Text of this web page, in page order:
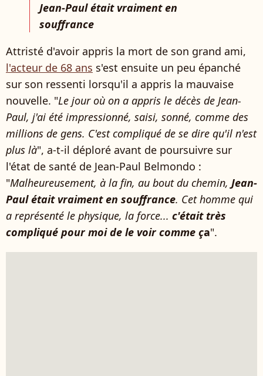
Jean-Paul était vraiment en
souffrance
Attristé d'avoir appris la mort de son grand ami,
l'acteur de 68 ans s'est ensuite un peu épanché
sur son ressenti lorsqu'il a appris la mauvaise
nouvelle. "Le jour où on a appris le décès de Jean-
Paul, j'ai été impressionné, saisi, sonné, comme des
millions de gens. C'est compliqué de se dire qu'il n'est
plus là", a-t-il déploré avant de poursuivre sur
l'état de santé de Jean-Paul Belmondo :
"Malheureusement, à la fin, au bout du chemin, Jean-
Paul était vraiment en souffrance. Cet homme qui
a représenté le physique, la force... c'était très
compliqué pour moi de le voir comme ça".